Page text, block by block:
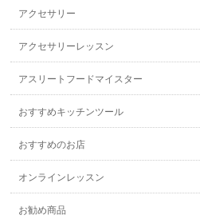
アクセサリー
アクセサリーレッスン
アスリートフードマイスター
おすすめキッチンツール
おすすめのお店
オンラインレッスン
お勧め商品